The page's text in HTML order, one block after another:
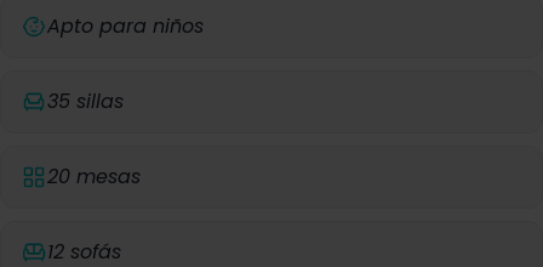
Apto para niños
35 sillas
20 mesas
12 sofás